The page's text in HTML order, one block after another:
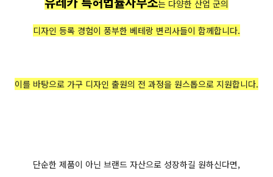
는 다양한 산업 군의
디자인 등록 경험이 풍부한 베테랑 변리사들이 함께합니다.
이를 바탕으로 가구 디자인 출원의 전 과정을 원스톱으로 지원합니다.
단순한 제품이 아닌 브랜드 자산으로 성장하길 원하신다면,